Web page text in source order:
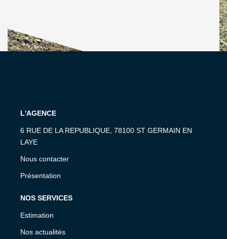
L'AGENCE
6 RUE DE LA REPUBLIQUE, 78100 ST GERMAIN EN
LAYE
Nous contacter
Présentation
NOS SERVICES
Estimation
Nos actualités